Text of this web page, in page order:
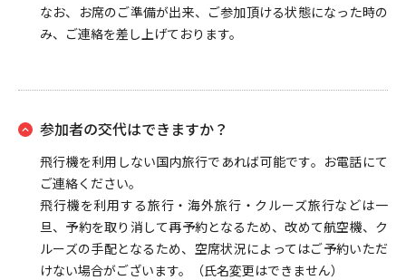
なお、お席のご準備が出来、ご参加頂ける状態になった時の
み、ご連絡を差し上げております。
参加者の交代はできますか？
飛行機を利用しない国内旅行であれば可能です。お電話にて
ご連絡ください。
飛行機を利用する旅行・海外旅行・クルーズ旅行などは一
旦、予約を取り消して再予約となるため、改めて航空機、ク
ルーズの手配となるため、空席状況によってはご予約いただ
けない場合がございます。（氏名変更はできません）